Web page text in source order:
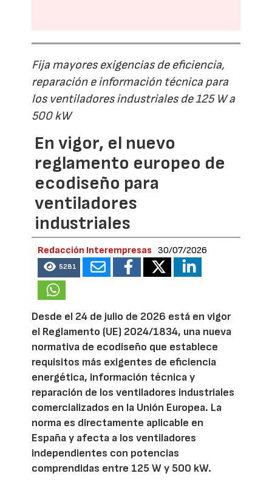
Fija mayores exigencias de eficiencia,
reparación e información técnica para
los ventiladores industriales de 125 W a
500 kW
En vigor, el nuevo
reglamento europeo de
ecodiseño para
ventiladores
industriales
Redacción Interempresas 30/07/2026
5281
Desde el 24 de julio de 2026 está en vigor
el Reglamento (UE) 2024/1834, una nueva
normativa de ecodiseño que establece
requisitos más exigentes de eficiencia
energética, información técnica y
reparación de los ventiladores industriales
comercializados en la Unión Europea. La
norma es directamente aplicable en
España y afecta a los ventiladores
independientes con potencias
comprendidas entre 125 W y 500 kW.